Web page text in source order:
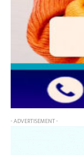
- ADVERTISEMENT -